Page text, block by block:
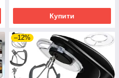
Купити
–12%